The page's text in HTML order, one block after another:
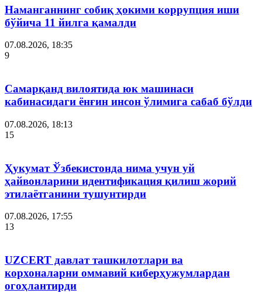
Наманганнинг собиқ ҳокими коррупция иши
бўйича 11 йилга қамалди
07.08.2026, 18:35
9
Самарқанд вилоятида юк машинаси
кабинасидаги ёнғин инсон ўлимига сабаб бўлди
07.08.2026, 18:13
15
Ҳукумат Ўзбекистонда нима учун уй
ҳайвонларини идентификация қилиш жорий
этилаётганини тушунтирди
07.08.2026, 17:55
13
UZCERT давлат ташкилотлари ва
корхоналарни оммавий киберҳужумлардан
огоҳлантирди